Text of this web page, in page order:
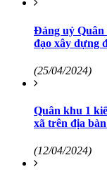
Đảng uỷ Quân
đạo xây dựng
(25/04/2024)
Quân khu 1
xã trên địa
(12/04/2024)